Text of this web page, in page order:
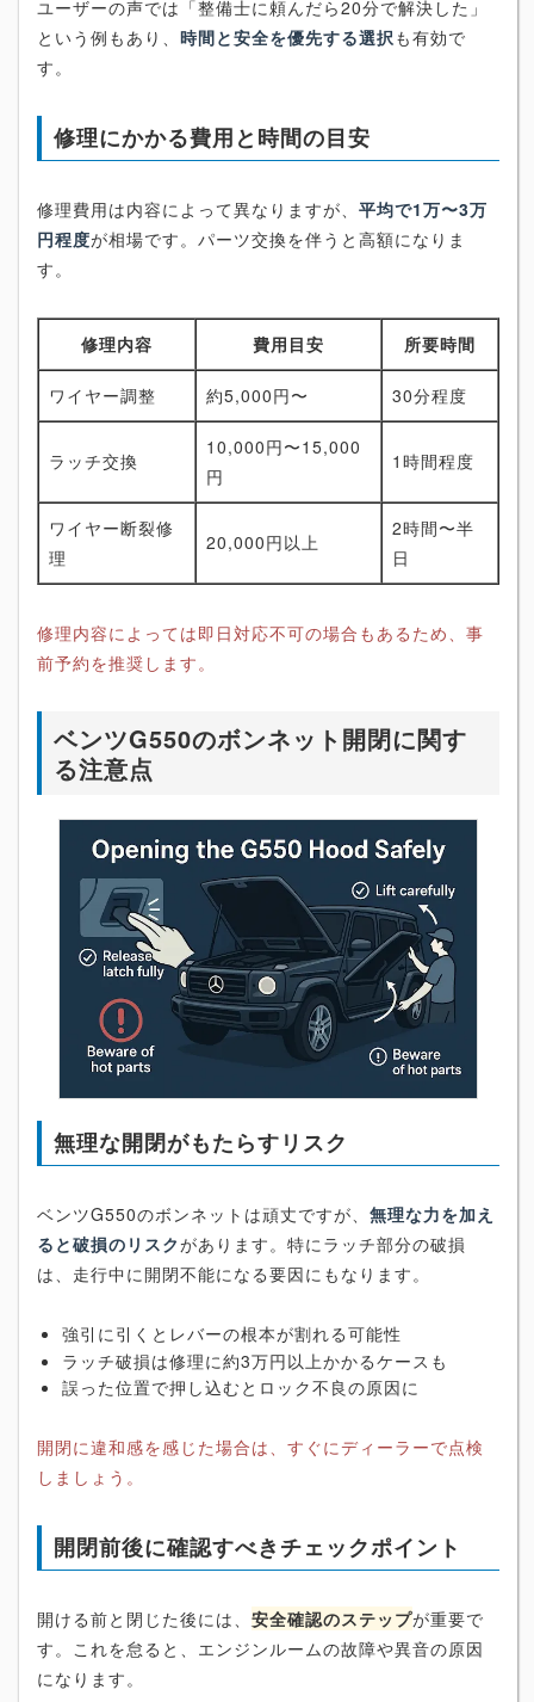
ユーザーの声では「整備士に頼んだら20分で解決した」
という例もあり、 時間と安全を優先する選択 も有効で
す。
修理にかかる費用と時間の目安
修理費用は内容によって異なりますが、 平均で1万〜3万
円程度が相場です。パーツ交換を伴うと高額になりま
す。
修理内容 費用目安 所要時間
ワイヤー調整 約5,000円〜 30分程度
ラッチ交換
10,000円〜15,000
円
1時間程度
ワイヤー断裂修
理
20,000円以上
2時間〜半
日
修理内容によっては即日対応不可の場合もあるため、事
前予約を推奨します。
ベンツG550のボンネット開閉に関す
る注意点
無理な開閉がもたらすリスク
ベンツG550のボンネットは頑丈ですが、 無理な力を加え
ると破損のリスクがあります。特にラッチ部分の破損
は、走行中に開閉不能になる要因にもなります。
強引に引くとレバーの根本が割れる可能性
ラッチ破損は修理に約3万円以上かかるケースも
誤った位置で押し込むとロック不良の原因に
開閉に違和感を感じた場合は、すぐにディーラーで点検
しましょう。
開閉前後に確認すべきチェックポイント
開ける前と閉じた後には、 安全確認のステップが重要で
す。これを怠ると、エンジンルームの故障や異音の原因
になります。